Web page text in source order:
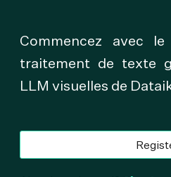
Commencez avec
traitement de texte
LLM visuelles de